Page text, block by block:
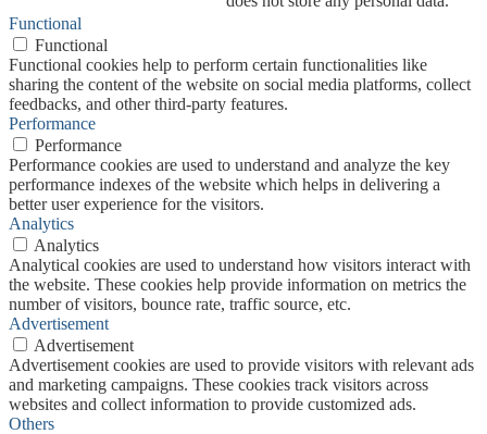
Functional
Functional
Functional cookies help to perform certain functionalities like
sharing the content of the website on social media platforms, collect
feedbacks, and other third-party features.
Performance
Performance
Performance cookies are used to understand and analyze the key
performance indexes of the website which helps in delivering a
better user experience for the visitors.
Analytics
Analytics
Analytical cookies are used to understand how visitors interact with
the website. These cookies help provide information on metrics the
number of visitors, bounce rate, traffic source, etc.
Advertisement
Advertisement
Advertisement cookies are used to provide visitors with relevant ads
and marketing campaigns. These cookies track visitors across
websites and collect information to provide customized ads.
Others